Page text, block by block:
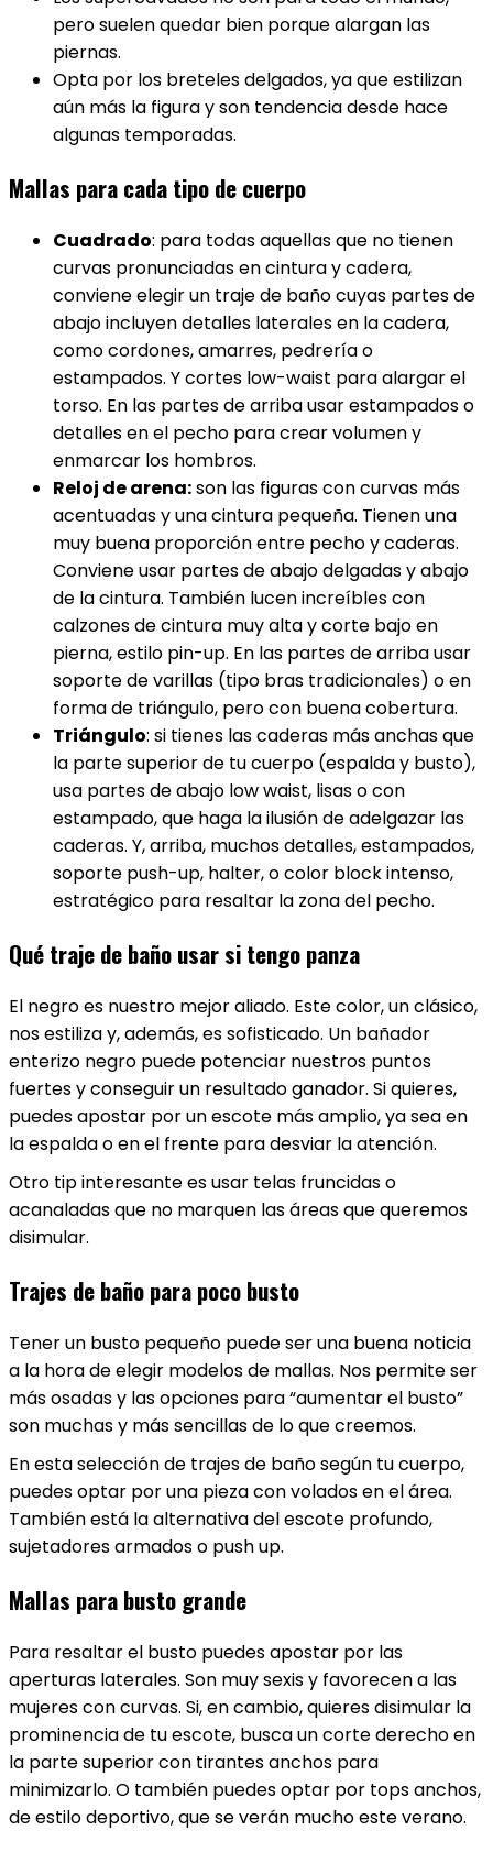
pero suelen quedar bien porque alargan las
piernas.
Opta por los breteles delgados, ya que estilizan
aún más la figura y son tendencia desde hace
algunas temporadas.
Mallas para cada tipo de cuerpo
Cuadrado: para todas aquellas que no tienen
curvas pronunciadas en cintura y cadera,
conviene elegir un traje de baño cuyas partes de
abajo incluyen detalles laterales en la cadera,
como cordones, amarres, pedrería o
estampados. Y cortes low-waist para alargar el
torso. En las partes de arriba usar estampados o
detalles en el pecho para crear volumen y
enmarcar los hombros.
Reloj de arena:son las figuras con curvas más
acentuadas y una cintura pequeña. Tienen una
muy buena proporción entre pecho y caderas.
Conviene usar partes de abajo delgadas y abajo
de la cintura. También lucen increíbles con
calzones de cintura muy alta y corte bajo en
pierna, estilo pin-up. En las partes de arriba usar
soporte de varillas (tipo bras tradicionales) o en
forma de triángulo, pero con buena cobertura.
Triángulo: si tienes las caderas más anchas que
la parte superior de tu cuerpo (espalda y busto),
usa partes de abajo low waist, lisas o con
estampado, que haga la ilusión de adelgazar las
caderas. Y, arriba, muchos detalles, estampados,
soporte push-up, halter, o color block intenso,
estratégico para resaltar la zona del pecho.
Qué traje de baño usar si tengo panza
El negro es nuestro mejor aliado. Este color, un clásico,
nos estiliza y, además, es sofisticado. Un bañador
enterizo negro puede potenciar nuestros puntos
fuertes y conseguir un resultado ganador. Si quieres,
puedes apostar por un escote más amplio, ya sea en
la espalda o en el frente para desviar la atención.
Otro tip interesante es usar telas fruncidas o
acanaladas que no marquen las áreas que queremos
disimular.
Trajes de baño para poco busto
Tener un busto pequeño puede ser una buena noticia
a la hora de elegir modelos de mallas. Nos permite ser
más osadas y las opciones para “aumentar el busto”
son muchas y más sencillas de lo que creemos.
En esta selección de trajes de baño según tu cuerpo,
puedes optar por una pieza con volados en el área.
También está la alternativa del escote profundo,
sujetadores armados o push up.
Mallas para busto grande
Para resaltar el busto puedes apostar por las
aperturas laterales. Son muy sexis y favorecen a las
mujeres con curvas. Si, en cambio, quieres disimular la
prominencia de tu escote, busca un corte derecho en
la parte superior con tirantes anchos para
minimizarlo. O también puedes optar por tops anchos,
de estilo deportivo, que se verán mucho este verano.